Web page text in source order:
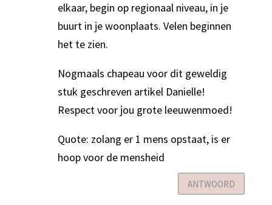
elkaar, begin op regionaal niveau, in je
buurt in je woonplaats. Velen beginnen
het te zien.
Nogmaals chapeau voor dit geweldig
stuk geschreven artikel Danielle!
Respect voor jou grote leeuwenmoed!
Quote: zolang er 1 mens opstaat, is er
hoop voor de mensheid
ANTWOORD